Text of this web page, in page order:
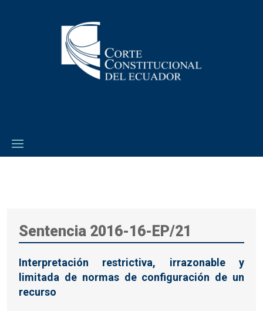
Sentencia 2016-16-EP/21
Interpretación restrictiva, irrazonable y
limitada de normas de configuración de un
recurso